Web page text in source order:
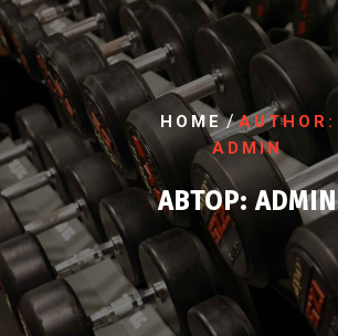
HOME/AUTHOR:
ADMIN
АВТОР: ADMIN